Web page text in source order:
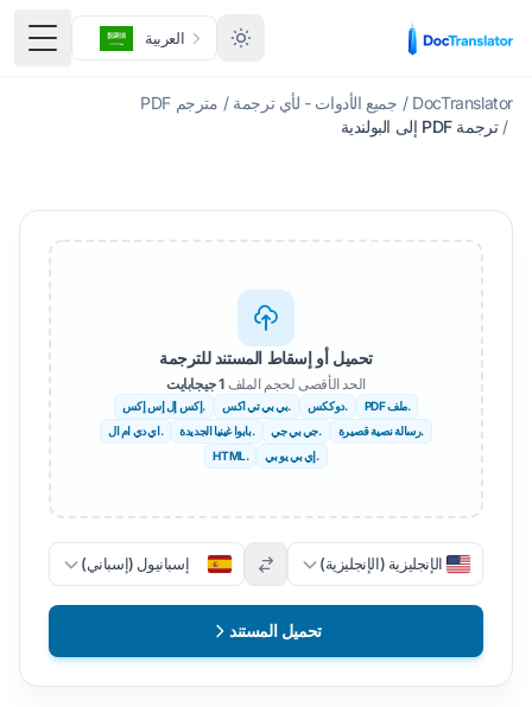
العربية
تبديل
DocTranslator
/ جميع الأدوات - لأي ترجمة / مترجم PDF
/ ترجمة PDF إلى البولندية
تحميل أو إسقاط المستند للترجمة
الحد الأقصى لحجم الملف 1 جيجابايت
.ملف PDF .دوككس .بي بي تي اكس
.إكس إل إس إكس
.رسالة نصية قصيرة
.جي بي جي .بابوا غينيا الجديدة
.اي دي ام ال
.إي بي يو بي
.HTML
الإنجليزية (الإنجليزية) إسبانيول (إسباني)
تحميل المستند